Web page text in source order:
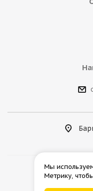
2026
Мы
Метрику,